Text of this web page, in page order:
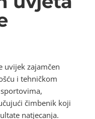
uvijek zajamčen
i tehničkom
čimbenik koji
natjecanja.